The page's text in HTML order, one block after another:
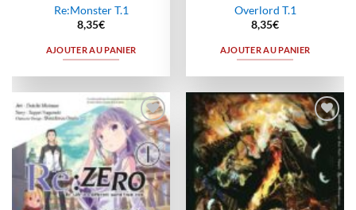
Re:Monster T.1
8,35€
AJOUTER AU PANIER
Overlord T.1
8,35€
AJOUTER AU PANIER
Ajouter
à la
wishlist
Ajouter
à la
wishlist